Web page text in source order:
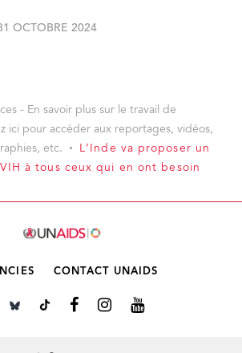
OCTOBRE 2024
- En savoir plus sur le travail de
ici pour accéder aux reportages, vidéos,
etc.
L’Inde va proposer un
à tous ceux qui en ont besoin
CONTACT UNAIDS